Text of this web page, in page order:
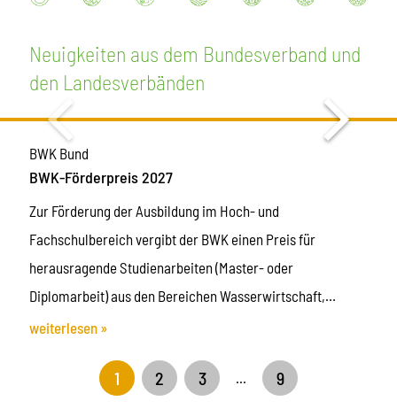
Neuigkeiten aus dem Bundesverband und
den Landesverbänden
BWK Bund
BWK-Förderpreis 2027
Zur Förderung der Ausbildung im Hoch- und
Fachschulbereich vergibt der BWK einen Preis für
herausragende Studienarbeiten (Master- oder
Diplomarbeit) aus den Bereichen Wasserwirtschaft,
Abfallwirtschaft, Kulturbau und Umwelttechnik. Mit der
Leistungen junger Absolventinnen und Absolventen der
weiterlesen »
1 2 3 ... 9